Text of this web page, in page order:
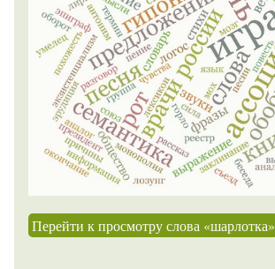
Перейти к просмотру слова «шарлотка»